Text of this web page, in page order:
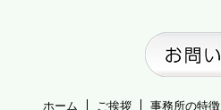
ホーム ご挨拶 事務所の特徴